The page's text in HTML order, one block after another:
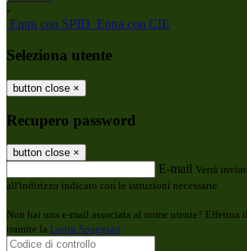
-
Entra con SPID Entra con CIE
Seleziona utente
button close ×
Recupero password
button close ×
E-mail Verrà
all'indirizzo indicato con le istruzioni necessarie.
Non hai una e-mail associata al nome utente? Effettua
tramite la Login Spaggiari